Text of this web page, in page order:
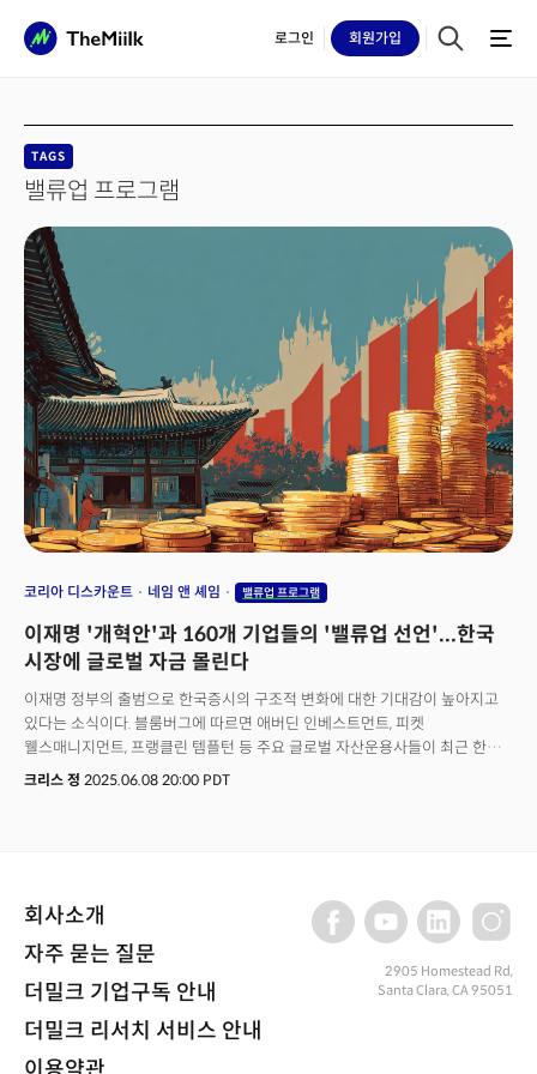
로그인 회원가입
TAGS
밸류업 프로그램
코리아 디스카운트 네임 앤 셰임 밸류업 프로그램
이재명 '개혁안'과 160개 기업들의 '밸류업 선언'...한국
시장에 글로벌 자금 몰린다
이재명 정부의 출범으로 한국증시의 구조적 변화에 대한 기대감이 높아지고
있다는 소식이다. 블룸버그에 따르면 애버딘 인베스트먼트, 피켓
웰스매니지먼트, 프랭클린 템플턴 등 주요 글로벌 자산운용사들이 최근 한국
주식 비중을 늘리거나 투자 전망을 상향 조정했다고 전했다. 이들은 새 정부의
전무는 "한국 시장의 경우 기업이 벌어들인 수익과 소액주주가 돌려받는 몫
사이의 연결고리가 끊어져 있었다"며 "새로운 행정부와 국회가 그들의 입법을
통해 이 문제가 해결될 가능성이 있다"라고 전망했다. 실제 대한민국 국회는
6월 12일(현지시각)에는 국회 본회의를 열어 상법 개정안 등을 처리할
대한 신의의무를 강화하는 것이다. 현재는 회사 자체에 대한 의무만 규정되어
있지만, 이를 주주까지 확대하려는 것이다. 또한 감사위원 선임 과정 개선과
크리스 정 2025.06.08 20:00 PDT
회사소개
자주 묻는 질문
더밀크 기업구독 안내
더밀크 리서치 서비스 안내
2905 Homestead Rd,
Santa Clara, CA 95051